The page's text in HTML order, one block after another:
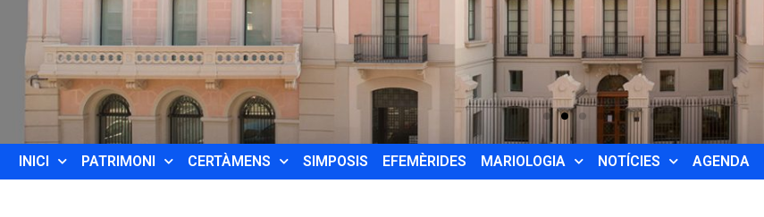
INICI PATRIMONI CERTÀMENS SIMPOSIS EFEMÈRIDES MARIOLOGIA NOTÍCIES AGENDA